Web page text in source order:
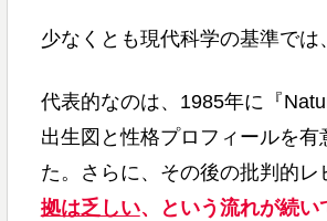
少なくとも現代科学の基準では、
代表的なのは、1985年に『
出生図と性格プロフィールを
た。さらに、その後の批判的レ
拠は乏しい、という流れが続い